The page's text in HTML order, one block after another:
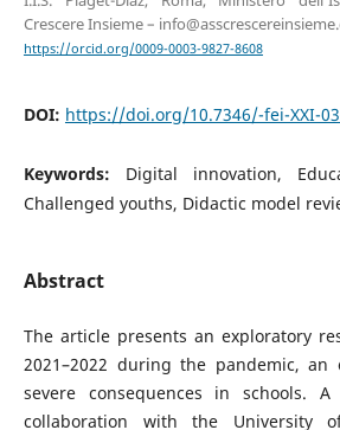
Crescere Insieme –
https://orcid.org/0009-0003-9827-8608
DOI: https://doi.org/10.7346/-fei-XXI-
Keywords: Digital innovation,
Challenged youths, Didactic model
Abstract
The article presents an exploratory
2021–2022 during the pandemic, an
severe consequences in schools.
collaboration with the University